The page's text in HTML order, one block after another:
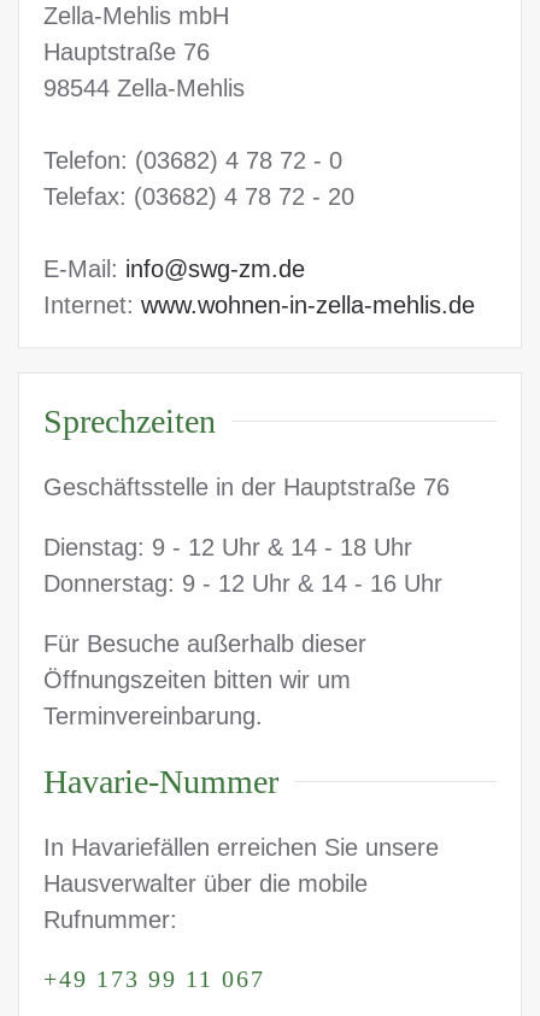
Zella-Mehlis mbH
Hauptstraße 76
98544 Zella-Mehlis
Telefon: (03682) 4 78 72 - 0
Telefax: (03682) 4 78 72 - 20
E-Mail: info@swg-zm.de
Internet: www.wohnen-in-zella-mehlis.de
Sprechzeiten
Geschäftsstelle in der Hauptstraße 76
Dienstag: 9 - 12 Uhr & 14 - 18 Uhr
Donnerstag: 9 - 12 Uhr & 14 - 16 Uhr
Für Besuche außerhalb dieser
Öffnungszeiten bitten wir um
Terminvereinbarung.
Havarie-Nummer
In Havariefällen erreichen Sie unsere
Hausverwalter über die mobile
Rufnummer:
+49 173 99 11 067